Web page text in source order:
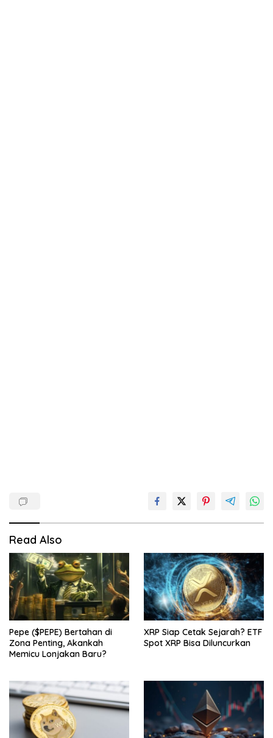
Read Also
Pepe ($PEPE) Bertahan di
Zona Penting, Akankah
Memicu Lonjakan Baru?
XRP Siap Cetak Sejarah? ETF
Spot XRP Bisa Diluncurkan